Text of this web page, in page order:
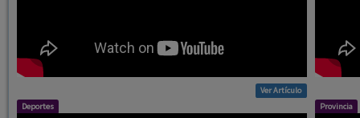
Ver Artículo
Deportes Provincia